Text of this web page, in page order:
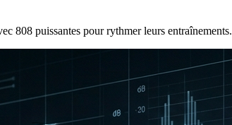
808 puissantes pour rythmer leurs entraînements.